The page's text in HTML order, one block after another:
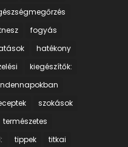
fogyás
hatékony
kiegészítők:
szokások
természetes
tippek
titkai